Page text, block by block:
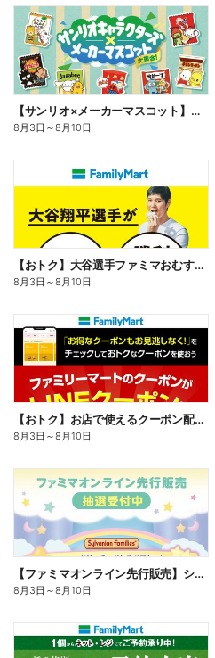
【サンリオ×メーカーマスコット】オリジナルグッズ貰える!
8月3日 ～8月10日
【おトク】大谷選手ファミマおむすび割
8月3日 ～8月10日
【おトク】お店で使えるクーポン配信中
8月3日 ～8月10日
【ファミマオンライン先行販売】シルバニアファミリー
8月3日 ～8月10日